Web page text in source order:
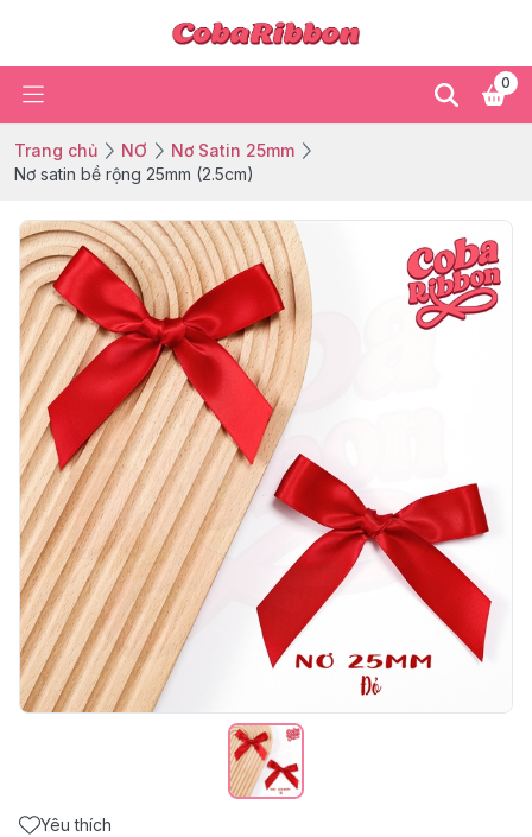
0
Trang chủ NƠ
Nơ Satin 25mm
Nơ satin bề rộng 25mm (2.5cm)
Yêu thích